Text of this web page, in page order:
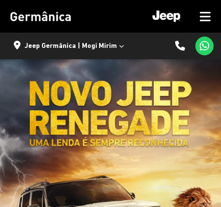
Jeep Germânica | Mogi Mirim